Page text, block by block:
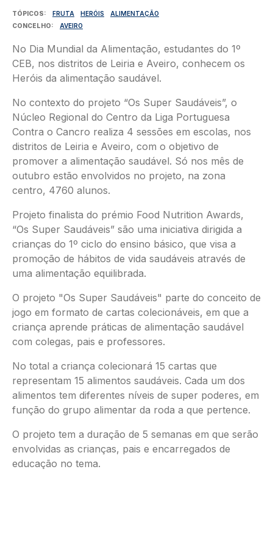
TÓPICOS FRUTA HERÓIS
ALIMENTAÇÃO
CONCELHO
AVEIRO
No Dia Mundial da Alimentação, estudantes do 1º
CEB, nos distritos de Leiria e Aveiro, conhecem os
Heróis da alimentação saudável.
No contexto do projeto “Os Super Saudáveis”, o
Núcleo Regional do Centro da Liga Portuguesa
Contra o Cancro realiza 4 sessões em escolas, nos
distritos de Leiria e Aveiro, com o objetivo de
promover a alimentação saudável. Só nos mês de
outubro estão envolvidos no projeto, na zona
centro, 4760 alunos.
Projeto finalista do prémio Food Nutrition Awards,
“Os Super Saudáveis” são uma iniciativa dirigida a
crianças do 1º ciclo do ensino básico, que visa a
promoção de hábitos de vida saudáveis através de
uma alimentação equilibrada.
O projeto "Os Super Saudáveis" parte do conceito de
jogo em formato de cartas colecionáveis, em que a
criança aprende práticas de alimentação saudável
com colegas, pais e professores.
No total a criança colecionará 15 cartas que
representam 15 alimentos saudáveis. Cada um dos
alimentos tem diferentes níveis de super poderes, em
função do grupo alimentar da roda a que pertence.
O projeto tem a duração de 5 semanas em que serão
envolvidas as crianças, pais e encarregados de
educação no tema.